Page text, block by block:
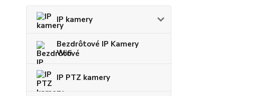
IP kamery
Bezdrôtové IP Kamery
Wifi
IP PTZ kamery